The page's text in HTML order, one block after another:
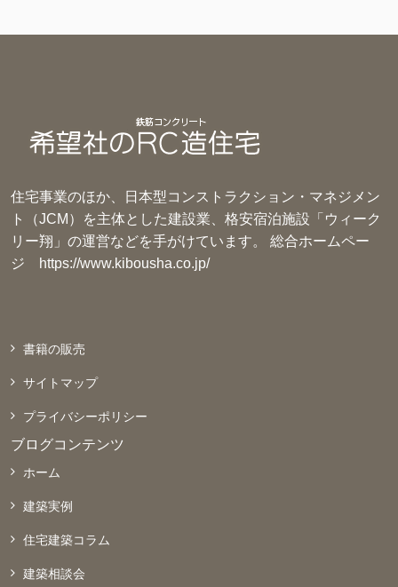
住宅事業のほか、日本型コンストラクション・マネジメン
ト（JCM）を主体とした建設業、格安宿泊施設「ウィーク
リー翔」の運営などを手がけています。 総合ホームペー
ジ
https://www.kibousha.co.jp/
書籍の販売
サイトマップ
プライバシーポリシー
ブログコンテンツ
ホーム
建築実例
住宅建築コラム
建築相談会